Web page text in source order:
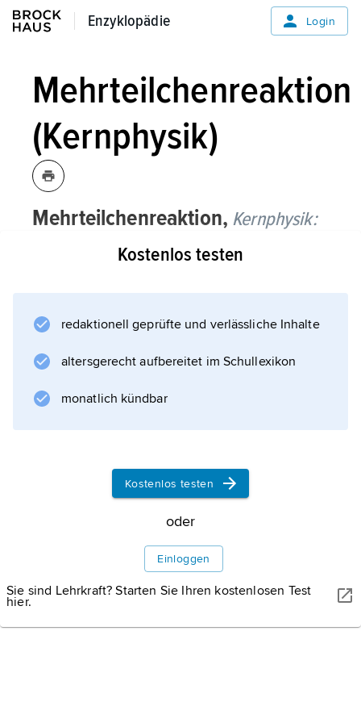
Enzyklopädie
Enzyklopädie Login
Mehrteilchenreaktion
(Kernphysik)
Mehrteilchenreaktion, Kernphysik:
eine durch ein Streuexperiment, bei dem ein
Kernreaktion
d. h. als Reaktionsprodukte. Während bei
Messung der kinematischen Größen (z. B.
Kostenlos testen
redaktionell geprüfte und verlässliche Inhalte
altersgerecht aufbereitet im Schullexikon
monatlich kündbar
Kostenlos testen
oder
Einloggen
Sie sind Lehrkraft? Starten Sie Ihren kostenlosen Test
hier.